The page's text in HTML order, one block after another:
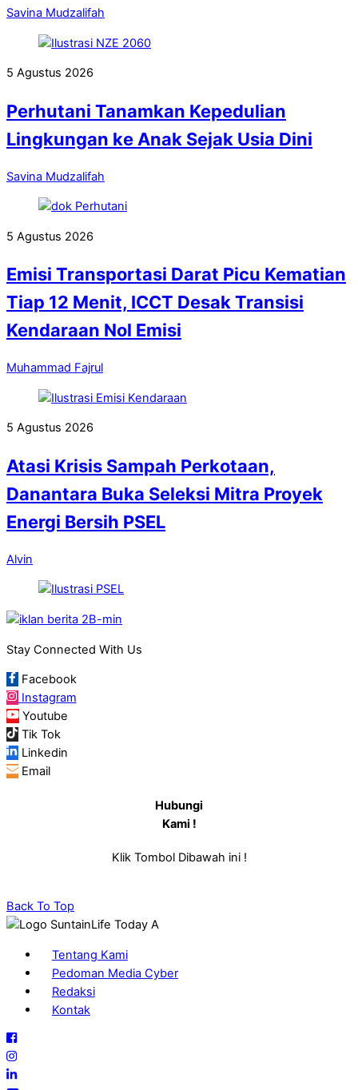
Savina Mudzalifah
5 Agustus 2026
Perhutani Tanamkan Kepedulian
Lingkungan ke Anak Sejak Usia Dini
Savina Mudzalifah
5 Agustus 2026
Emisi Transportasi Darat Picu Kematian
Tiap 12 Menit, ICCT Desak Transisi
Kendaraan Nol Emisi
Muhammad Fajrul
5 Agustus 2026
Atasi Krisis Sampah Perkotaan,
Danantara Buka Seleksi Mitra Proyek
Energi Bersih PSEL
Alvin
Stay Connected With Us
Facebook
Instagram
Youtube
Tik Tok
Linkedin
Email
Hubungi
Kami !
Klik Tombol Dibawah ini !
Back To Top
Tentang Kami
Pedoman Media Cyber
Redaksi
Kontak